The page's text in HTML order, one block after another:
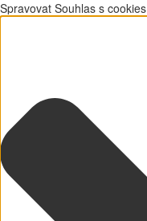
Spravovat Souhlas s cookies